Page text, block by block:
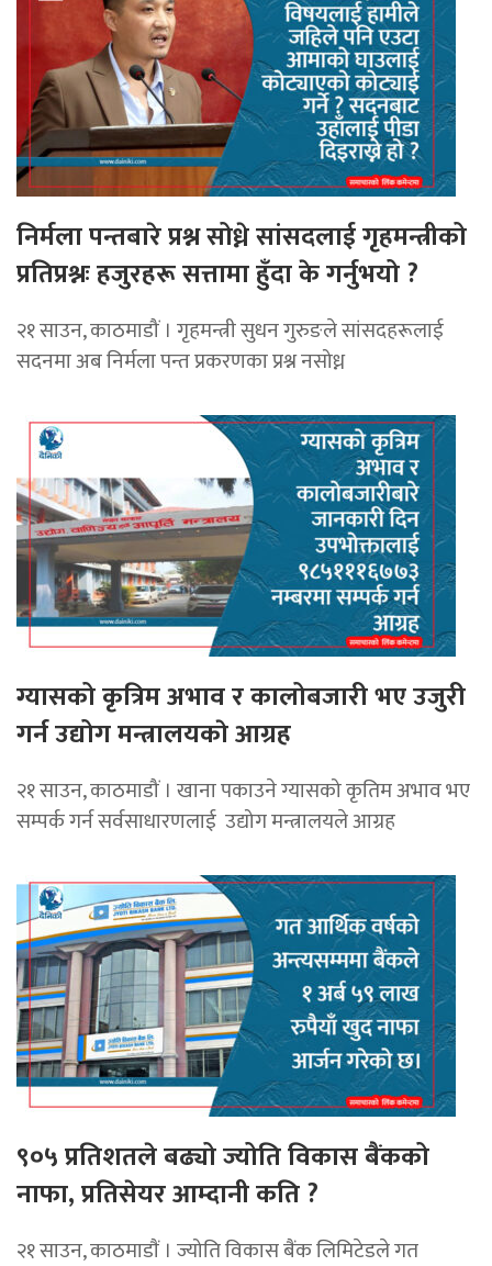
निर्मला पन्तबारे प्रश्न सोध्ने सांसदलाई गृहमन्त्रीको
प्रतिप्रश्नः हजुरहरू सत्तामा हुँदा के गर्नुभयो ?
२१ साउन, काठमाडौं । गृहमन्त्री सुधन गुरुङले सांसदहरूलाई
सदनमा अब निर्मला पन्त प्रकरणका प्रश्न नसोध्न
ग्यासको कृत्रिम अभाव र कालोबजारी भए उजुरी
गर्न उद्योग मन्त्रालयकाे आग्रह
२१ साउन, काठमाडौं । खाना पकाउने ग्यासको कृतिम अभाव भए
सम्पर्क गर्न सर्वसाधारणलाई उद्योग मन्त्रालयले आग्रह
९०५ प्रतिशतले बढ्यो ज्योति विकास बैंकको
नाफा, प्रतिसेयर आम्दानी कति ?
२१ साउन, काठमाडाैं । ज्योति विकास बैंक लिमिटेडले गत